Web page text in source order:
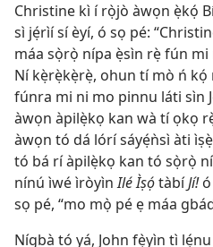
Christine kì í rọ̀jò àwọn ẹ̀kọ́
sì jẹ́rìí sí èyí, ó sọ pé:
máa sọ̀rọ̀ nípa ẹ̀sìn rẹ̀ fún
Ní kẹ̀rẹ̀kẹ̀rẹ̀, ohun tí mò ń kọ́
fúnra mi ni mo pinnu láti sìn
àwọn àpilẹ̀kọ kan wà tí ọkọ
àwọn tó dá lórí sáyẹ́ǹsì àti
tó bá rí àpilẹ̀kọ kan tó sọ̀rọ̀
nínú ìwé ìròyìnIlé Ìṣọ́tàbíJí!
sọ pé, “mo mọ̀ pé ẹ máa
Nígbà tó yá, John fẹ̀yìn tì